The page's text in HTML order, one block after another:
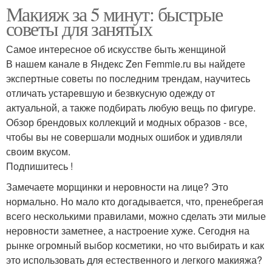
Макияж за 5 минут: быстрые
советы для занятых
Самое интересное об искусстве быть женщиной
В нашем канале в Яндекс Zen Femmie.ru вы найдете
экспертные советы по последним трендам, научитесь
отличать устаревшую и безвкусную одежду от
актуальной, а также подбирать любую вещь по фигуре.
Обзор брендовых коллекций и модных образов - все,
чтобы вы не совершали модных ошибок и удивляли
своим вкусом.
Подпишитесь !
Замечаете морщинки и неровности на лице? Это
нормально. Но мало кто догадывается, что, пренебрегая
всего несколькими правилами, можно сделать эти милые
неровности заметнее, а настроение хуже. Сегодня на
рынке огромный выбор косметики, но что выбирать и как
это использовать для естественного и легкого макияжа?